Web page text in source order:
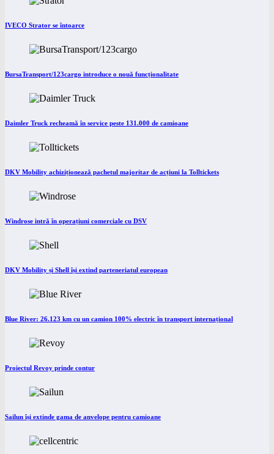
IVECO Strator se întoarce
BursaTransport/123cargo introduce o nouă funcționalitate
Daimler Truck recheamă în service peste 131.000 de camioane
DKV Mobility achiziționează pachetul majoritar de acțiuni la Tolltickets
Windrose intră în operațiuni comerciale cu DSV
DKV Mobility și Shell își extind parteneriatul european
Blue River: 26.123 km cu un camion 100% electric în transport internațional
Proiectul Revoy prinde contur
Sailun își extinde gama de anvelope pentru camioane